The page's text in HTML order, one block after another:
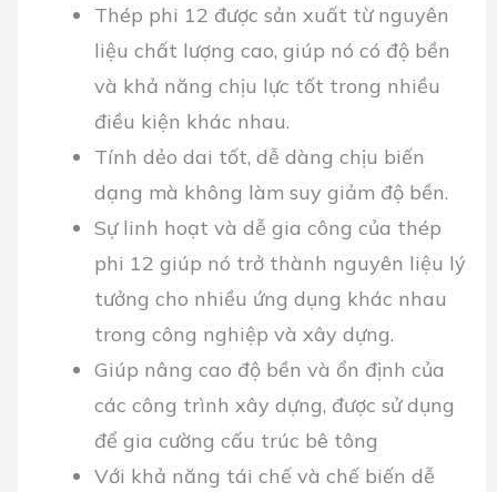
Thép phi 12 được sản xuất từ nguyên
liệu chất lượng cao, giúp nó có độ bền
và khả năng chịu lực tốt trong nhiều
điều kiện khác nhau.
Tính dẻo dai tốt, dễ dàng chịu biến
dạng mà không làm suy giảm độ bền.
Sự linh hoạt và dễ gia công của thép
phi 12 giúp nó trở thành nguyên liệu lý
tưởng cho nhiều ứng dụng khác nhau
trong công nghiệp và xây dựng.
Giúp nâng cao độ bền và ổn định của
các công trình xây dựng, được sử dụng
để gia cường cấu trúc bê tông
Với khả năng tái chế và chế biến dễ